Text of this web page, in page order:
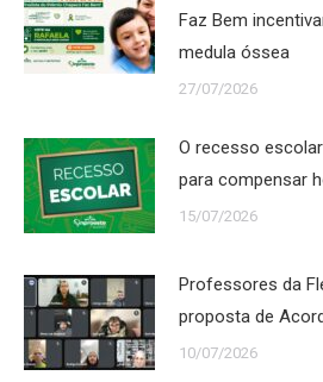
Faz Bem
medula óssea
27/07/2026
O recesso
para compensar
15/07/2026
Professores da
proposta de
10/07/2026